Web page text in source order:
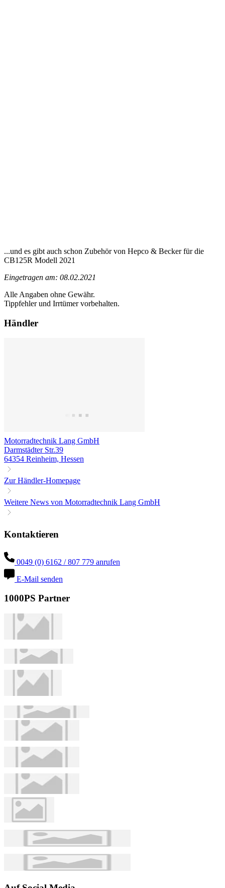
...und es gibt auch schon Zubehör von Hepco & Becker für die
CB125R Modell 2021
Eingetragen am: 08.02.2021
Alle Angaben ohne Gewähr.
Tippfehler und Irrtümer vorbehalten.
Händler
Motorradtechnik Lang GmbH
Darmstädter Str.39
64354 Reinheim, Hessen
Zur Händler-Homepage
Weitere News von Motorradtechnik Lang GmbH
Kontaktieren
0049 (0) 6162 / 807 779 anrufen
E-Mail senden
1000PS Partner